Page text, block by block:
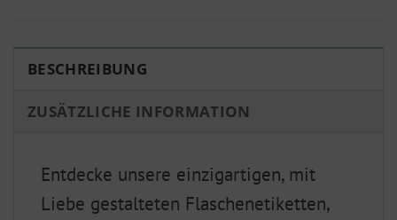
BESCHREIBUNG
ZUSÄTZLICHE INFORMATION
Entdecke unsere einzigartigen, mit
Liebe gestalteten Flaschenetiketten,